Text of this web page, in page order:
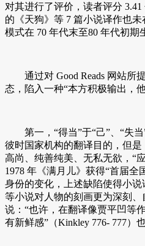
对其进行了评价，读者评分
的《天狗》等 7 篇小说译作也
模式在 70 年代末至80 年代初
通过对 Good Reads 网站所提
态，陷入一种“本方积极输出，
第一，“得当”于“己”、“失当
彼时国家机构的翻译目的，但
高尚、纯善纯美、无私无欲，“
1978 年《满月儿》获得“首届
身份的变化，上述缺陷使得小
等小说对人物的刻画更为深刻
说：“也许，在翻译像贾平凹等
有新鲜感”（Kinkley 776- 777）